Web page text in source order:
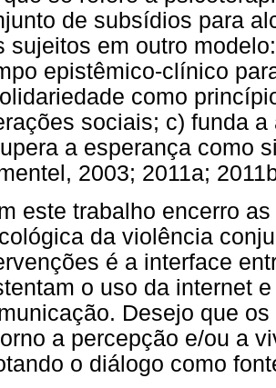
de subsídios para
sujeitos em outro
epistêmico-clínico
como
sociais; c) funda
a esperança como
2003; 2011a;
este trabalho encerro
da violência
é a interface
o uso da internet
Desejo que
a percepção e/ou a
o diálogo como